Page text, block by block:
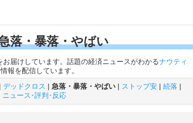
落・暴落・やばい
届けしています。話題の経済ニュースがわかるナウティ
報を配信しています。
| デッドクロス | 急落・暴落・やばい | ストップ安 | 続落 |
ニュース･評判･反応